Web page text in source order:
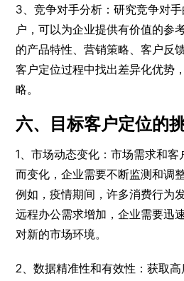
3、竞争对手分析：研究竞争对
户，可以为企业提供有价值的参
的产品特性、营销策略、客户反
客户定位过程中找出差异化优势
略。
六、目标客户定位的
1、市场动态变化：市场需求和
而变化，企业需要不断监测和调
例如，疫情期间，许多消费行为
远程办公需求增加，企业需要迅
对新的市场环境。
2、数据精准性和有效性：获取